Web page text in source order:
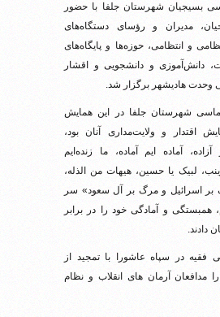
بسیجیان شهرستان جلفا با حضور
مدیران و رؤسای دستگاه‌های
و انتظامی، حوزه‌ها و پایگاه‌های
دانش‌آموزی و دانشجویی و اقشار
وحدت هادیشهر برگزار شد.
شهرستان جلفا در این همایش
اقتدار و ولایت‌مداری آنان بود،‌
آماده ایم آماده، ما زنده‌ایم
لبیک یا حسین، هیهات من الذله،
بر اسرائیل و مرگ بر آل سعود» سر
همبستگی و آمادگی خود را در برابر
دادند.
فقیه در سپاه عاشورا با تمجید از
مدافعان آرمان های انقلاب و نظام